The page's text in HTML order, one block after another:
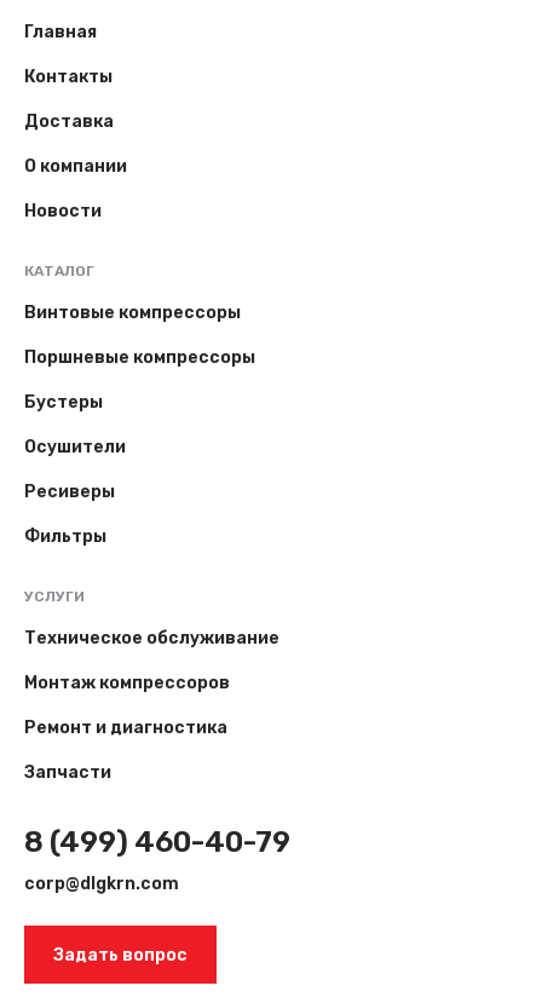
Главная
Контакты
Доставка
О компании
Новости
КАТАЛОГ
Винтовые компрессоры
Поршневые компрессоры
Бустеры
Осушители
Ресиверы
Фильтры
УСЛУГИ
Техническое обслуживание
Монтаж компрессоров
Ремонт и диагностика
Запчасти
8 (499) 460-40-79
corp@dlgkrn.com
Задать вопрос